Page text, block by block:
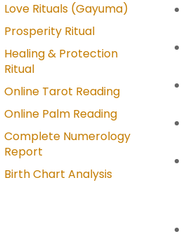
Love Rituals (Gayuma)
Prosperity Ritual
Healing & Protection
Ritual
Online Tarot Reading
Online Palm Reading
Complete Numerology
Report
Birth Chart Analysis